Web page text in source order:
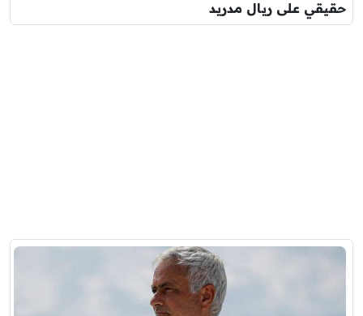
حقيقي على ريال مدريد